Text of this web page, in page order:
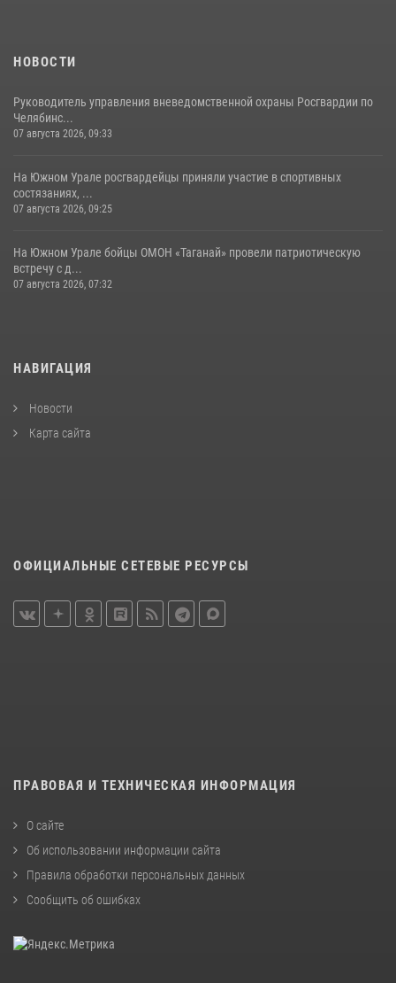
НОВОСТИ
Руководитель управления вневедомственной охраны Росгвардии по
Челябинс...
07 августа 2026, 09:33
На Южном Урале росгвардейцы приняли участие в спортивных
состязаниях, ...
07 августа 2026, 09:25
На Южном Урале бойцы ОМОН «Таганай» провели патриотическую
встречу с д...
07 августа 2026, 07:32
НАВИГАЦИЯ
Новости
Карта сайта
ОФИЦИАЛЬНЫЕ СЕТЕВЫЕ РЕСУРСЫ
ПРАВОВАЯ И ТЕХНИЧЕСКАЯ ИНФОРМАЦИЯ
О сайте
Об использовании информации сайта
Правила обработки персональных данных
Сообщить об ошибках